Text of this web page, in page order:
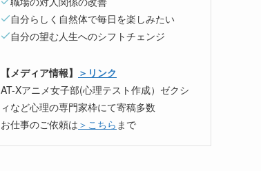
自分らしく自然体で毎日を楽しみたい
自分の望む人生へのシフトチェンジ
【メディア情報】 ＞リンク
AT-Xアニメ女子部(心理テスト作成）ゼクシ
ィなど心理の専門家枠にて寄稿多数
お仕事のご依頼は ＞こちら まで